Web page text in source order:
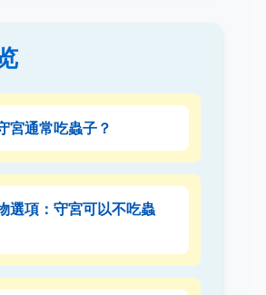
宮通常吃蟲子？
選項：守宮可以不吃蟲